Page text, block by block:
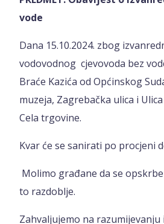
vode
Dana 15.10.2024. zbog
vodovodnog cjevovoda bez
Braće Kazića od Općinskog
muzeja, Zagrebačka ulica i Ulica
Cela trgovine.
Kvar će se sanirati po procjeni
Molimo građane da se
to razdoblje.
Zahvaljujemo na razumijevanju